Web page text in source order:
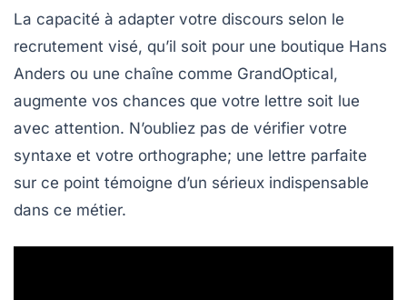
La capacité à adapter votre discours selon le
recrutement visé, qu’il soit pour une boutique Hans
Anders ou une chaîne comme GrandOptical,
augmente vos chances que votre lettre soit lue
avec attention. N’oubliez pas de vérifier votre
syntaxe et votre orthographe; une lettre parfaite
sur ce point témoigne d’un sérieux indispensable
dans ce métier.